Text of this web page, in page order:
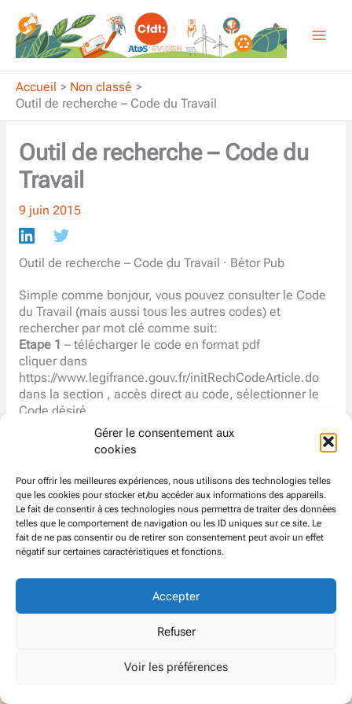
Gérer le consentement aux
cookies
Pour offrir les meilleures expériences, nous utilisons des technologies telles
que les cookies pour stocker et/ou accéder aux informations des appareils.
Le fait de consentir à ces technologies nous permettra de traiter des données
telles que le comportement de navigation ou les ID uniques sur ce site. Le
fait de ne pas consentir ou de retirer son consentement peut avoir un effet
négatif sur certaines caractéristiques et fonctions.
Accepter
Refuser
Voir les préférences
contenu
Accueil
Non classé
Outil de recherche – Code du Travail
Outil de recherche – Code du
Travail
9 juin 2015
Outil de recherche – Code du Travail · Bétor Pub
Simple comme bonjour, vous pouvez consulter le Code
du Travail (mais aussi tous les autres codes) et
rechercher par mot clé comme suit:
Etape 1 – télécharger le code en format pdf
cliquer dans
https://www.legifrance.gouv.fr/initRechCodeArticle.do
dans la section , accès direct au code, sélectionner le
Code désiré
puis cliquer dans télécharger (à droite de consulter)
télécharger le .pdf
ouvrir le fichier PDF
clique droit pour sélectionner la fonction rechercher
dans la fenêtre de recherche qui s’ouvre, taper le mot
clé « révoq », les modalités de révocations des DP et
membres du Comité sont tout de suite trouvées.